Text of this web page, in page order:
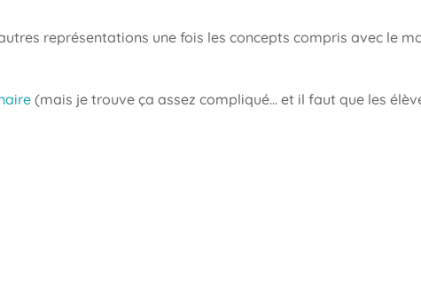
représentations une fois les concepts compris avec le
(mais je trouve ça assez compliqué… et il faut que les